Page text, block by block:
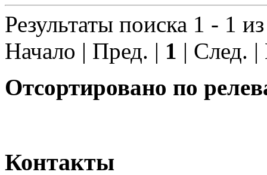
Результаты поиска 1 - 1
Начало | Пред. | 1 | След.
Отсортировано по
Контакты